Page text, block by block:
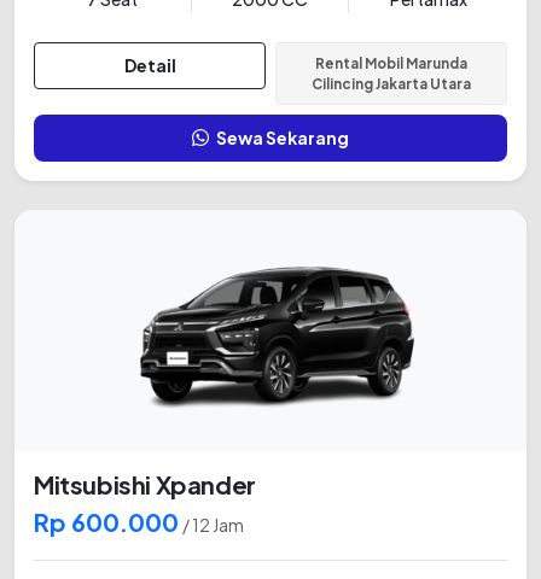
Detail
Rental Mobil Marunda
Cilincing Jakarta Utara
Sewa Sekarang
Mitsubishi Xpander
Rp 600.000 / 12 Jam